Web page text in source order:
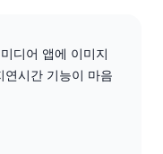
디어 앱에 이미지
시간 기능이 마음